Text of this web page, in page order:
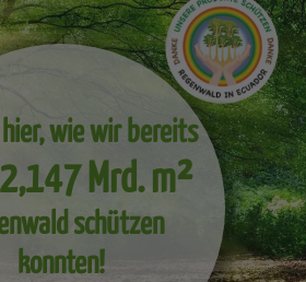
wie wir bereits
Mrd. m²
schützen
konnten!